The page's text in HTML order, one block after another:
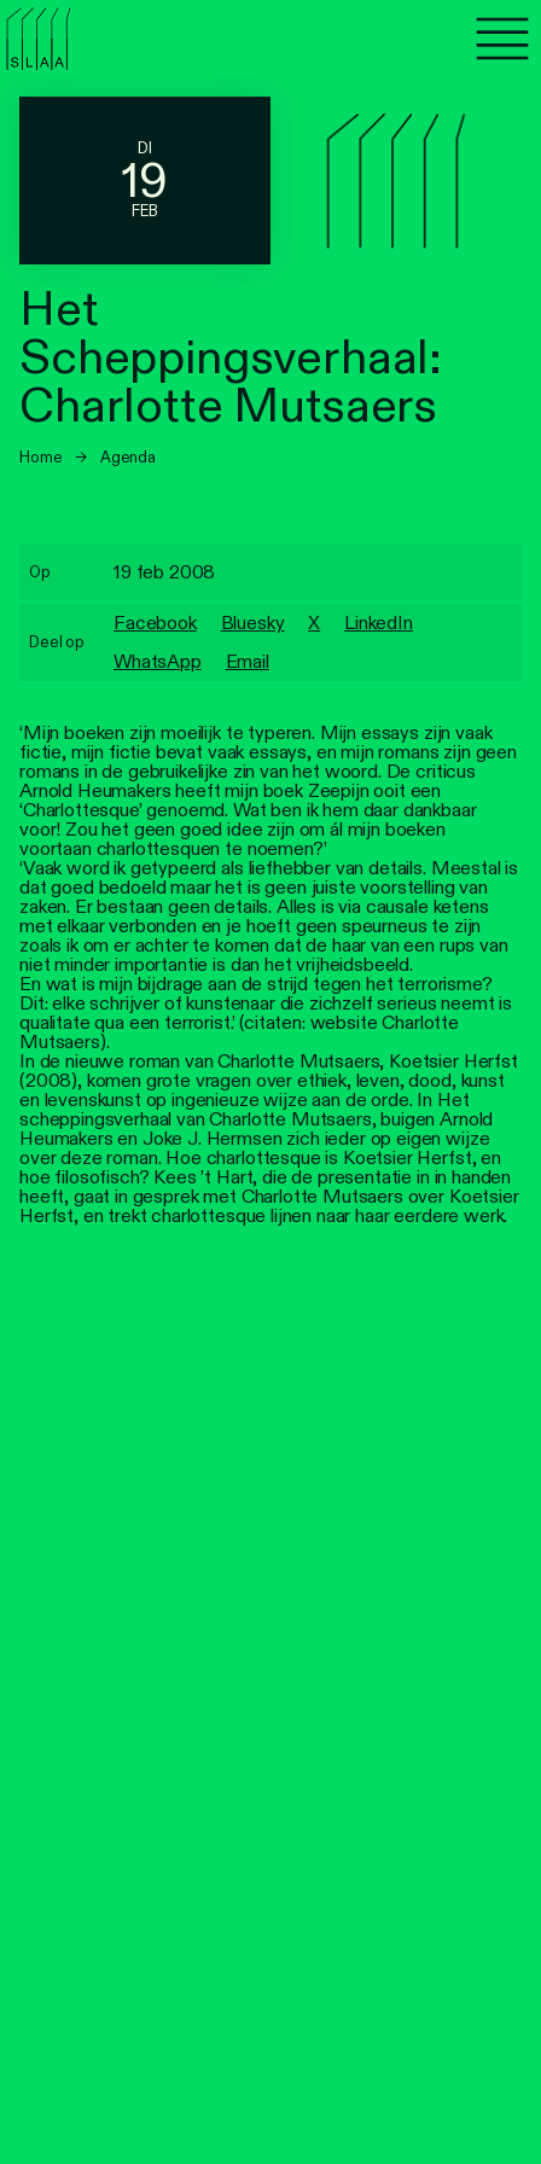
DI
19
FEB
Het
Scheppingsverhaal:
Charlotte Mutsaers
Home → Agenda
‘Mijn boeken zijn moeilijk te typeren. Mijn essays zijn vaak
fictie, mijn fictie bevat vaak essays, en mijn romans zijn geen
romans in de gebruikelijke zin van het woord. De criticus
Arnold Heumakers heeft mijn boek Zeepijn ooit een
‘Charlottesque’ genoemd. Wat ben ik hem daar dankbaar
voor! Zou het geen goed idee zijn om ál mijn boeken
voortaan charlottesquen te noemen?’
‘Vaak word ik getypeerd als liefhebber van details. Meestal is
dat goed bedoeld maar het is geen juiste voorstelling van
zaken. Er bestaan geen details. Alles is via causale ketens
met elkaar verbonden en je hoeft geen speurneus te zijn
zoals ik om er achter te komen dat de haar van een rups van
niet minder importantie is dan het vrijheidsbeeld.
En wat is mijn bijdrage aan de strijd tegen het terrorisme?
Dit: elke schrijver of kunstenaar die zichzelf serieus neemt is
qualitate qua een terrorist.’ (citaten: website Charlotte
Mutsaers).
In de nieuwe roman van Charlotte Mutsaers, Koetsier Herfst
(2008), komen grote vragen over ethiek, leven, dood, kunst
en levenskunst op ingenieuze wijze aan de orde. In Het
scheppingsverhaal van Charlotte Mutsaers, buigen Arnold
Heumakers en Joke J. Hermsen zich ieder op eigen wijze
over deze roman. Hoe charlottesque is Koetsier Herfst, en
hoe filosofisch? Kees ’t Hart, die de presentatie in in handen
heeft, gaat in gesprek met Charlotte Mutsaers over Koetsier
Herfst, en trekt charlottesque lijnen naar haar eerdere werk.
Op 19 feb 2008
Deel op
Facebook Bluesky X
LinkedIn
WhatsApp
Email
Agenda
Luisteren
Nieuwsbrief
Over SLAA
Vacatures
Personen
Toegankelijkheid
Stadsdichter